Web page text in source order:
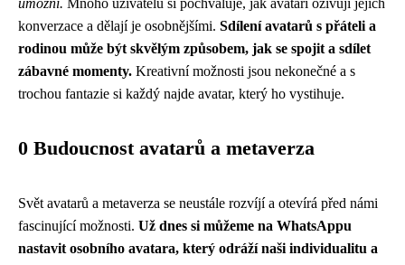
umožní. Mnoho uživatelů si pochvaluje, jak avataři oživují jejich
konverzace a dělají je osobnějšími. Sdílení avatarů s přáteli a
rodinou může být skvělým způsobem, jak se spojit a sdílet
zábavné momenty. Kreativní možnosti jsou nekonečné a s
trochou fantazie si každý najde avatar, který ho vystihuje.
0 Budoucnost avatarů a metaverza
Svět avatarů a metaverza se neustále rozvíjí a otevírá před námi
fascinující možnosti. Už dnes si můžeme na WhatsAppu
nastavit osobního avatara, který odráží naši individualitu a